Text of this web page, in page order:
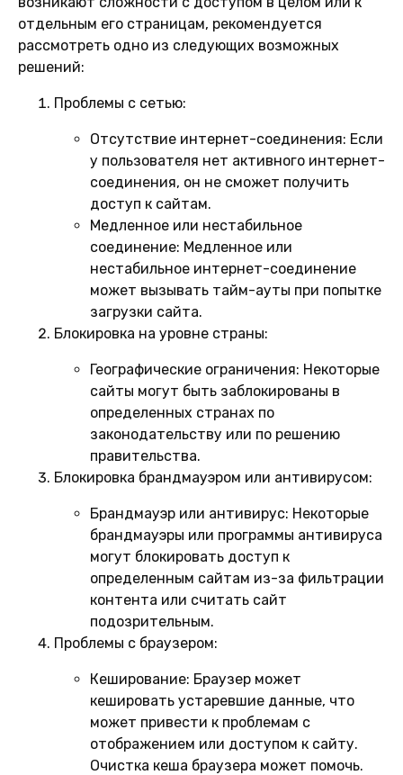
отдельным его страницам, рекомендуется
рассмотреть одно из следующих возможных
решений:
Проблемы с сетью:
Отсутствие интернет-соединения: Если
у пользователя нет активного интернет-
соединения, он не сможет получить
доступ к сайтам.
Медленное или нестабильное
соединение: Медленное или
нестабильное интернет-соединение
может вызывать тайм-ауты при попытке
загрузки сайта.
Блокировка на уровне страны:
Географические ограничения: Некоторые
сайты могут быть заблокированы в
определенных странах по
законодательству или по решению
правительства.
Блокировка брандмауэром или антивирусом:
Брандмауэр или антивирус: Некоторые
брандмауэры или программы антивируса
могут блокировать доступ к
определенным сайтам из-за фильтрации
контента или считать сайт
подозрительным.
Проблемы с браузером:
Кеширование: Браузер может
кешировать устаревшие данные, что
может привести к проблемам с
отображением или доступом к сайту.
Очистка кеша браузера может помочь.